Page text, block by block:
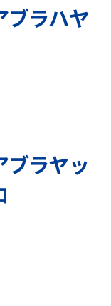
ブラハヤ
ブラヤッ